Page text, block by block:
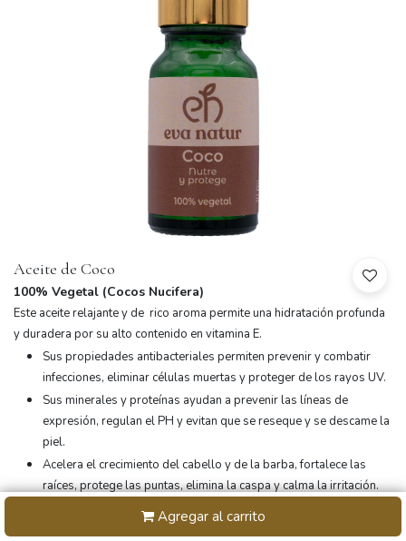
Aceite de Coco
100% Vegetal (Cocos Nucifera)
Este aceite relajante y de rico aroma permite una hidratación profunda
y duradera por su alto contenido en vitamina E.
Sus propiedades antibacteriales permiten prevenir y combatir
infecciones, eliminar células muertas y proteger de los rayos UV.
Sus minerales y proteínas ayudan a prevenir las líneas de
expresión, regulan el PH y evitan que se reseque y se descame la
piel.
Acelera el crecimiento del cabello y de la barba, fortalece las
raíces, protege las puntas, elimina la caspa y calma la irritación.
Agregar al carrito